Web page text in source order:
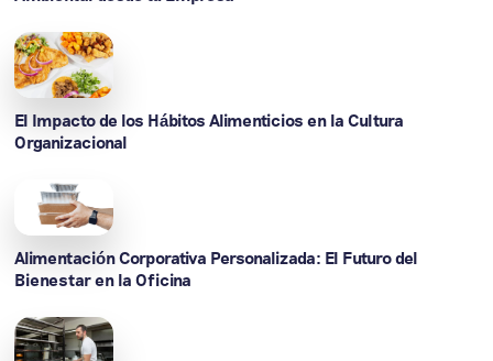
El Impacto de los Hábitos Alimenticios en la Cultura
Organizacional
Alimentación Corporativa Personalizada: El Futuro del
Bienestar en la Oficina